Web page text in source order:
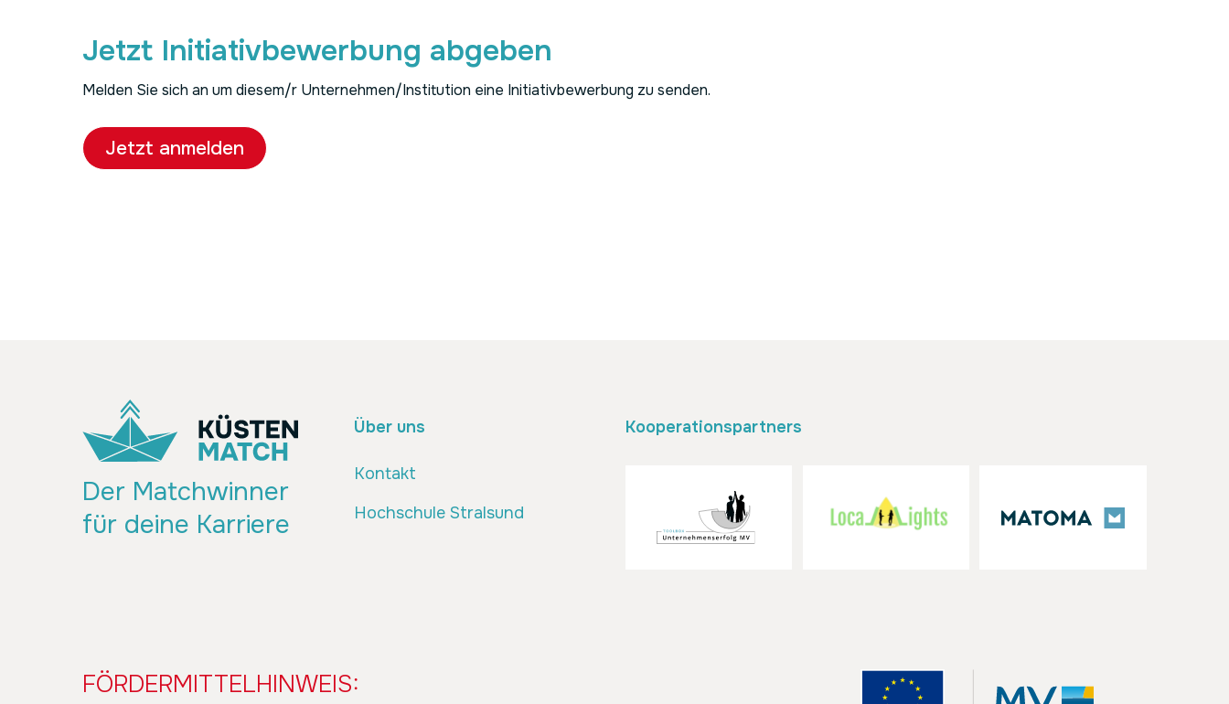
Jetzt Initiativbewerbung abgeben
Melden Sie sich an um diesem/r Unternehmen/Institution eine Initiativbewerbung zu senden.
Jetzt anmelden
Der Matchwinner
für deine Karriere
Über uns
Kontakt
Hochschule Stralsund
Kooperationspartners
FÖRDERMITTELHINWEIS: